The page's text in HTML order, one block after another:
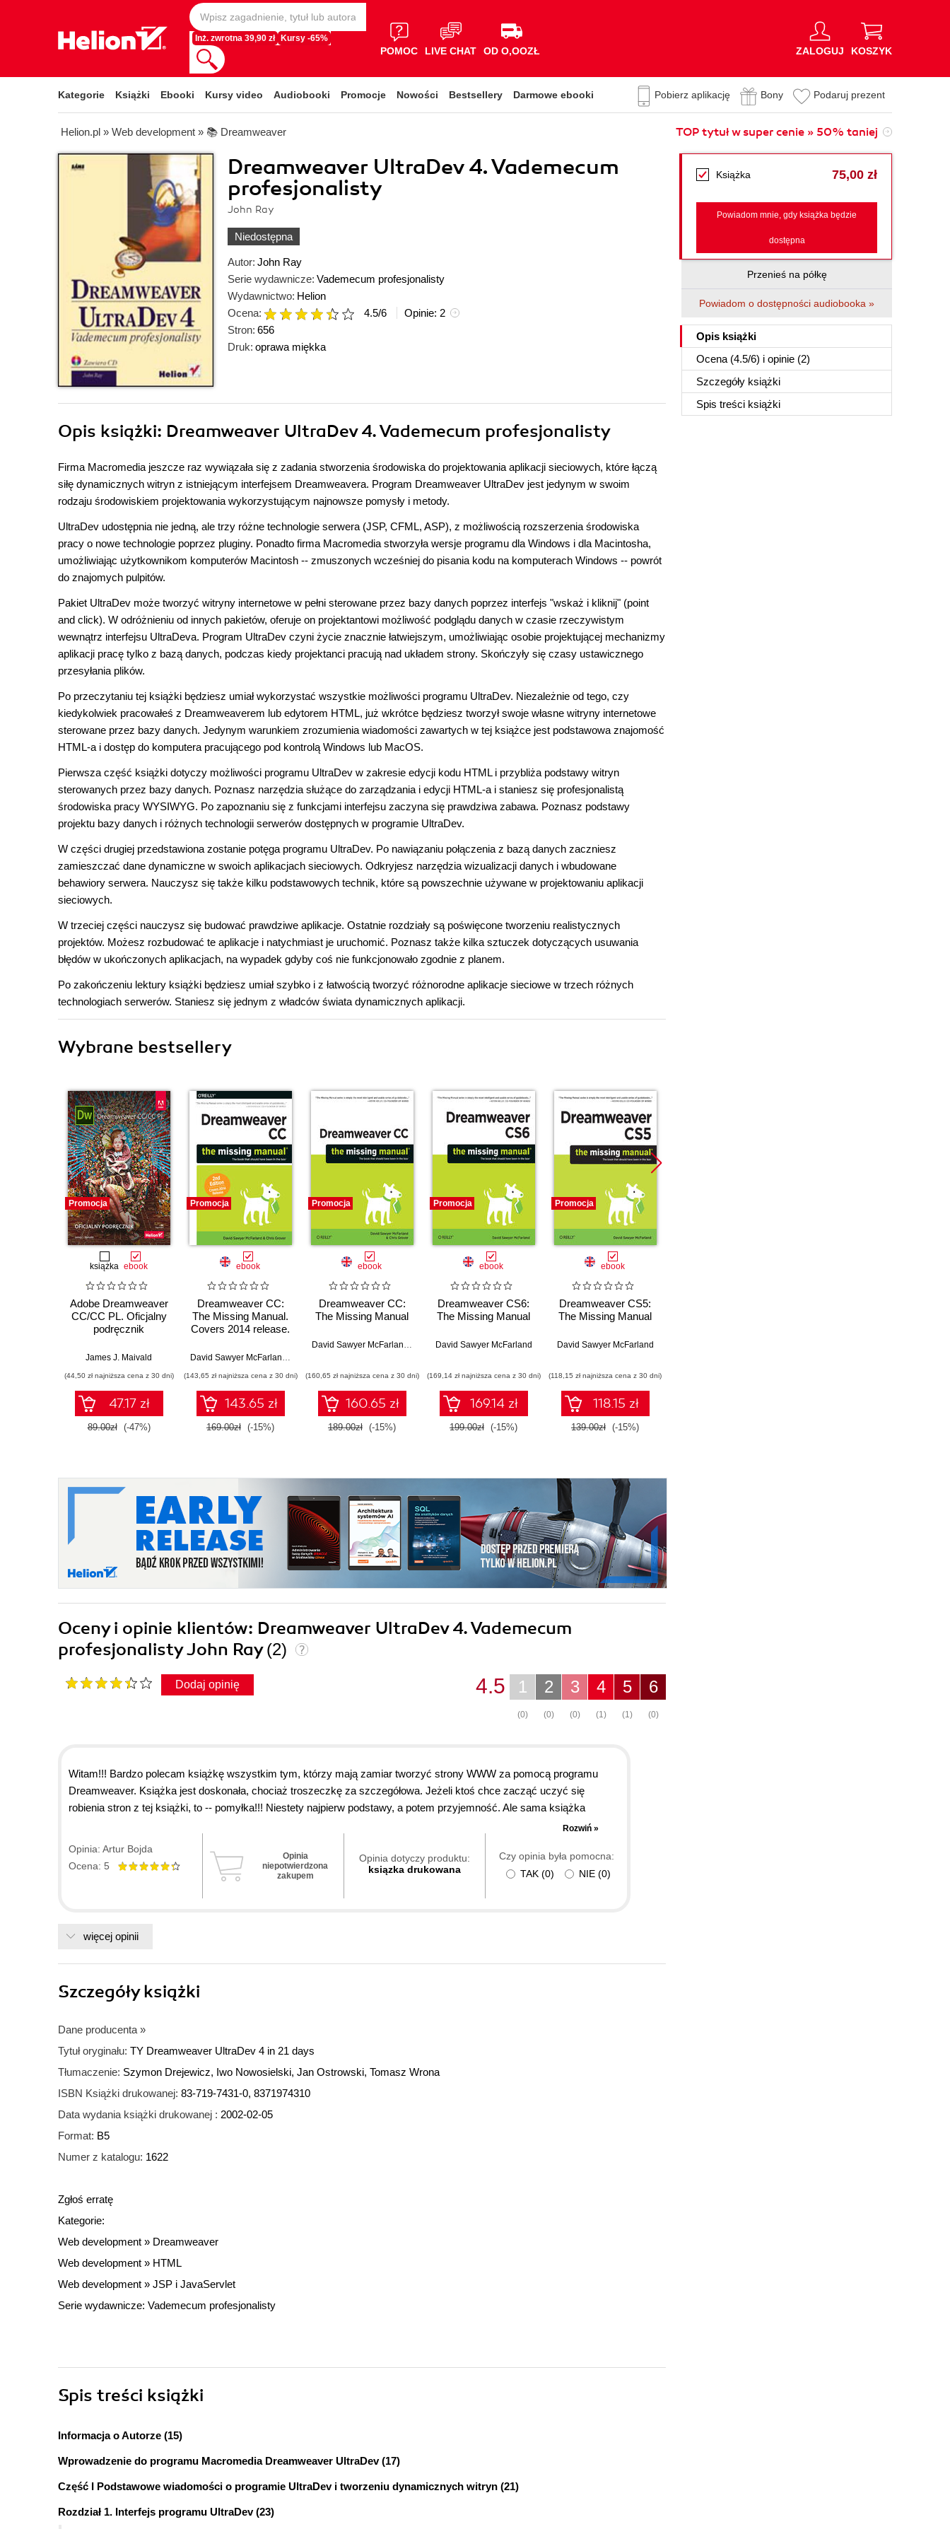
Inż. zwrotna 39,90 zł Kursy -65%
POMOC LIVE CHAT OD O,OOZŁ ZALOGUJ KOSZYK
Kategorie Książki Ebooki Kursy video Audiobooki Promocje Nowości Bestsellery Darmowe ebooki Pobierz aplikację Bony Podaruj prezent
Helion.pl » Web development » 📚 Dreamweaver TOP tytuł w super cenie » 50% taniej
Dreamweaver UltraDev 4. Vademecum
profesjonalisty
John Ray
Niedostępna
Autor: John Ray
Serie wydawnicze: Vademecum profesjonalisty
Wydawnictwo: Helion
Ocena:
4.5/6 Opinie: 2
Stron: 656
Druk: oprawa miękka
Książka 75,00 zł
Powiadom mnie, gdy książka będzie
dostępna
Przenieś na półkę
Powiadom o dostępności audiobooka »
Opis książki
Ocena (4.5/6) i opinie (2)
Szczegóły książki
Spis treści książki
Opis książki: Dreamweaver UltraDev 4. Vademecum profesjonalisty
Firma Macromedia jeszcze raz wywiązała się z zadania stworzenia środowiska do projektowania aplikacji sieciowych, które łączą
siłę dynamicznych witryn z istniejącym interfejsem Dreamweavera. Program Dreamweaver UltraDev jest jedynym w swoim
rodzaju środowiskiem projektowania wykorzystującym najnowsze pomysły i metody.
UltraDev udostępnia nie jedną, ale trzy różne technologie serwera (JSP, CFML, ASP), z możliwością rozszerzenia środowiska
pracy o nowe technologie poprzez pluginy. Ponadto firma Macromedia stworzyła wersje programu dla Windows i dla Macintosha,
umożliwiając użytkownikom komputerów Macintosh -- zmuszonych wcześniej do pisania kodu na komputerach Windows -- powrót
do znajomych pulpitów.
Pakiet UltraDev może tworzyć witryny internetowe w pełni sterowane przez bazy danych poprzez interfejs "wskaż i kliknij" (point
and click). W odróżnieniu od innych pakietów, oferuje on projektantowi możliwość podglądu danych w czasie rzeczywistym
wewnątrz interfejsu UltraDeva. Program UltraDev czyni życie znacznie łatwiejszym, umożliwiając osobie projektującej mechanizmy
aplikacji pracę tylko z bazą danych, podczas kiedy projektanci pracują nad układem strony. Skończyły się czasy ustawicznego
przesyłania plików.
Po przeczytaniu tej książki będziesz umiał wykorzystać wszystkie możliwości programu UltraDev. Niezależnie od tego, czy
kiedykolwiek pracowałeś z Dreamweaverem lub edytorem HTML, już wkrótce będziesz tworzył swoje własne witryny internetowe
sterowane przez bazy danych. Jedynym warunkiem zrozumienia wiadomości zawartych w tej książce jest podstawowa znajomość
HTML-a i dostęp do komputera pracującego pod kontrolą Windows lub MacOS.
Pierwsza część książki dotyczy możliwości programu UltraDev w zakresie edycji kodu HTML i przybliża podstawy witryn
sterowanych przez bazy danych. Poznasz narzędzia służące do zarządzania i edycji HTML-a i staniesz się profesjonalistą
środowiska pracy WYSIWYG. Po zapoznaniu się z funkcjami interfejsu zaczyna się prawdziwa zabawa. Poznasz podstawy
projektu bazy danych i różnych technologii serwerów dostępnych w programie UltraDev.
W części drugiej przedstawiona zostanie potęga programu UltraDev. Po nawiązaniu połączenia z bazą danych zaczniesz
zamieszczać dane dynamiczne w swoich aplikacjach sieciowych. Odkryjesz narzędzia wizualizacji danych i wbudowane
behawiory serwera. Nauczysz się także kilku podstawowych technik, które są powszechnie używane w projektowaniu aplikacji
sieciowych.
W trzeciej części nauczysz się budować prawdziwe aplikacje. Ostatnie rozdziały są poświęcone tworzeniu realistycznych
projektów. Możesz rozbudować te aplikacje i natychmiast je uruchomić. Poznasz także kilka sztuczek dotyczących usuwania
błędów w ukończonych aplikacjach, na wypadek gdyby coś nie funkcjonowało zgodnie z planem.
Po zakończeniu lektury książki będziesz umiał szybko i z łatwością tworzyć różnorodne aplikacje sieciowe w trzech różnych
technologiach serwerów. Staniesz się jednym z władców świata dynamicznych aplikacji.
Wybrane bestsellery
Promocja
książka ebook
Adobe Dreamweaver
CC/CC PL. Oficjalny
podręcznik
James J. Maivald
(44,50 zł najniższa cena z 30 dni)
47.17 zł
89.00zł (-47%)
Promocja
ebook
Dreamweaver CC:
The Missing Manual.
Covers 2014 release.
David Sawyer McFarland,
(143,65 zł najniższa cena z 30 dni)
143.65 zł
169.00zł (-15%)
Promocja
ebook
Dreamweaver CC:
The Missing Manual
David Sawyer McFarland, Chris Grover
(160,65 zł najniższa cena z 30 dni)
160.65 zł
189.00zł (-15%)
Promocja
ebook
Dreamweaver CS6:
The Missing Manual
David Sawyer McFarland
(169,14 zł najniższa cena z 30 dni)
169.14 zł
199.00zł (-15%)
Promocja
ebook
Dreamweaver CS5:
The Missing Manual
David Sawyer McFarland
(118,15 zł najniższa cena z 30 dni)
118.15 zł
139.00zł (-15%)
Oceny i opinie klientów: Dreamweaver UltraDev 4. Vademecum
profesjonalisty John Ray(2)
Dodaj opinię 6
(0)
5
(1)
4
(1)
3
(0)
2
(0)
1
(0)
4.5
Witam!!! Bardzo polecam książkę wszystkim tym, którzy mają zamiar tworzyć strony WWW za pomocą programu
Dreamweaver. Książka jest doskonała, chociaż troszeczkę za szczegółowa. Jeżeli ktoś chce zacząć uczyć się
robienia stron z tej książki, to -- pomyłka!!! Niestety najpierw podstawy, a potem przyjemność. Ale sama książka
wzbudza sympatię i nie omieszkam polecić ją innym. Jednym słowem nie mieć jej we własnej biblioteczce to
także ZAPRASZAM i POLECAM!
Rozwiń »
Opinia: Artur Bojda
Ocena: 5
Opinia
niepotwierdzona
zakupem
Opinia dotyczy produktu:
ksiązka drukowana
Czy opinia była pomocna:
TAK (0) NIE (0)
więcej opinii
Szczegółyksiążki
Dane producenta »
Tytuł oryginału: TY Dreamweaver UltraDev 4 in 21 days
Tłumaczenie: Szymon Drejewicz, Iwo Nowosielski, Jan Ostrowski, Tomasz Wrona
ISBN Książki drukowanej: 83-719-7431-0, 8371974310
Data wydania książki drukowanej : 2002-02-05
Format: B5
Numer z katalogu: 1622
Zgłoś erratę
Kategorie:
Web development » Dreamweaver
Web development » HTML
Web development » JSP i JavaServlet
Serie wydawnicze: Vademecum profesjonalisty
Spis treści książki
Informacja o Autorze (15)
Wprowadzenie do programu Macromedia Dreamweaver UltraDev (17)
Część I Podstawowe wiadomości o programie UltraDev i tworzeniu dynamicznych witryn (21)
Rozdział 1. Interfejs programu UltraDev (23)